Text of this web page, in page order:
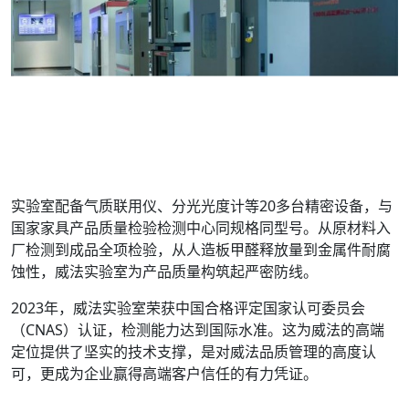
实验室配备气质联用仪、分光光度计等20多台精密设备，与
国家家具产品质量检验检测中心同规格同型号。从原材料入
厂检测到成品全项检验，从人造板甲醛释放量到金属件耐腐
蚀性，威法实验室为产品质量构筑起严密防线。
2023年，威法实验室荣获中国合格评定国家认可委员会
（CNAS）认证，检测能力达到国际水准。这为威法的高端
定位提供了坚实的技术支撑，是对威法品质管理的高度认
可，更成为企业赢得高端客户信任的有力凭证。